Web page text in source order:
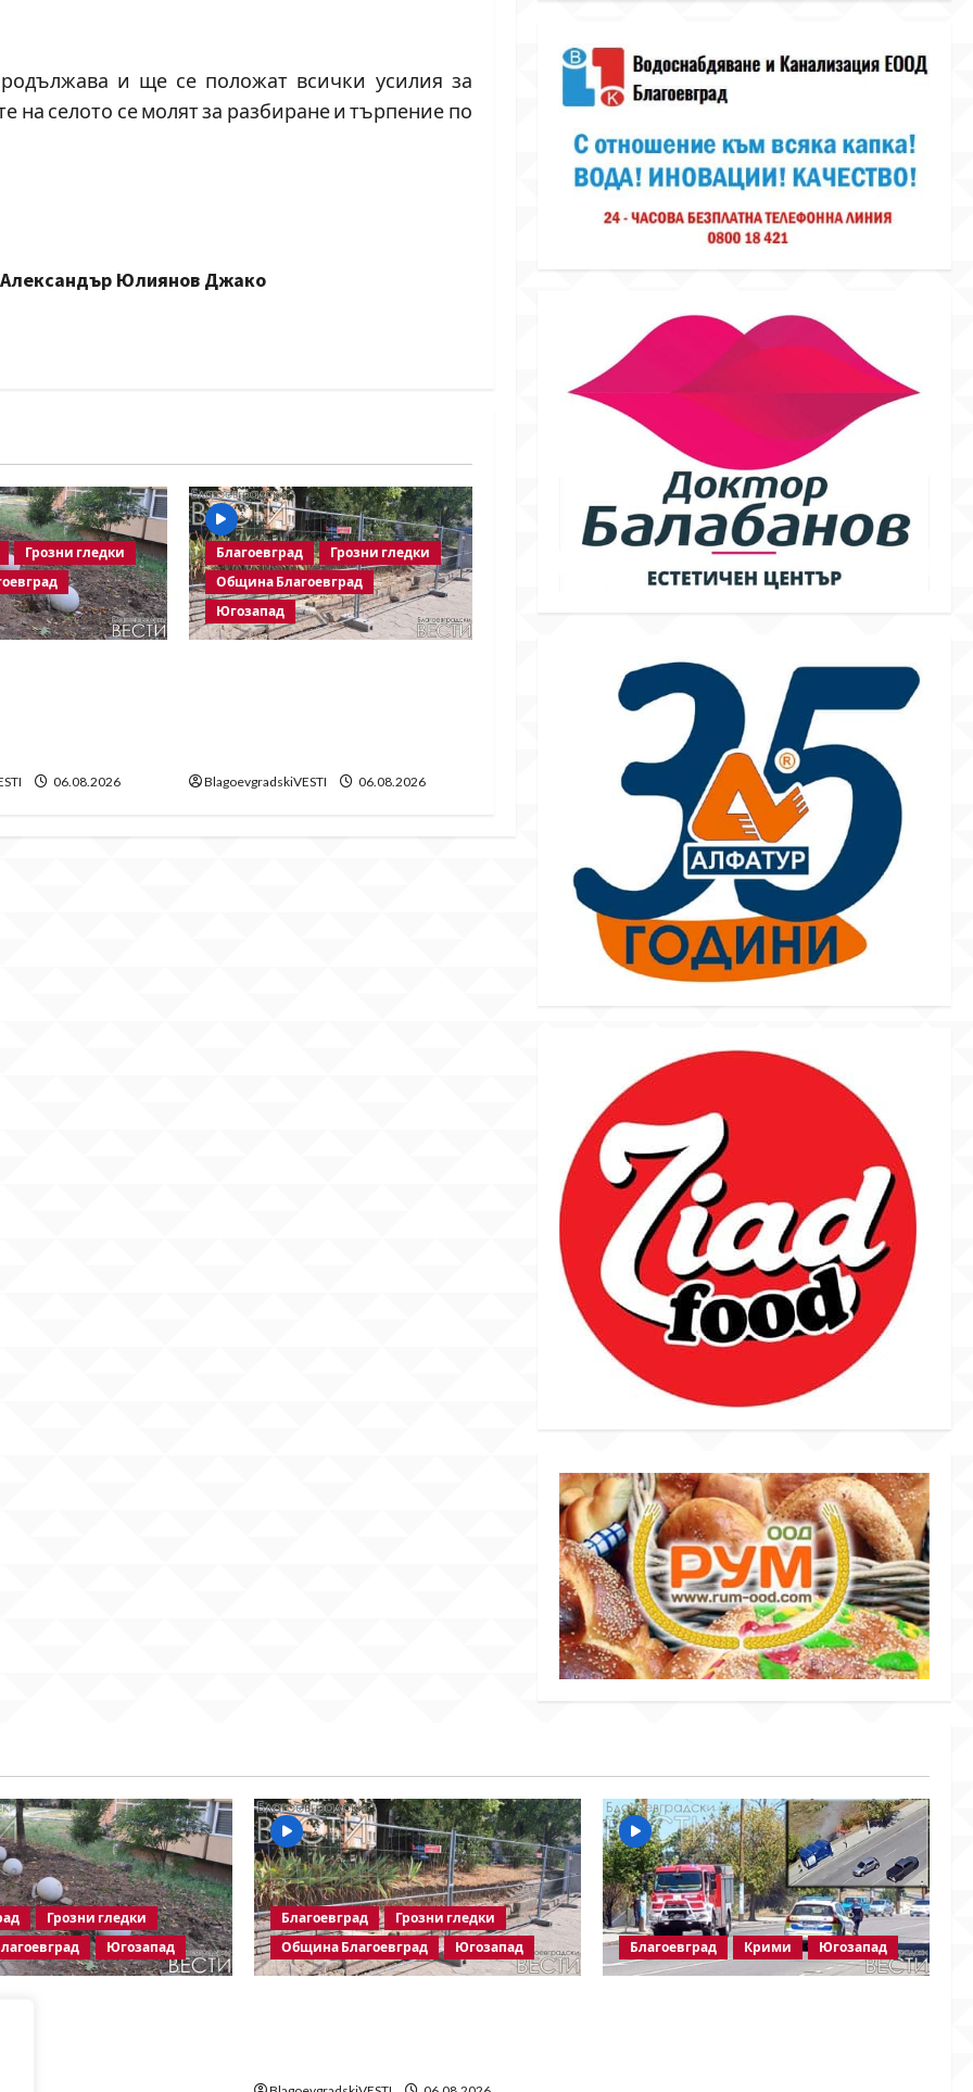
и ще се положат всички усилия за
на селото се молят за разбиране и търпение по
Юлиянов Джако
Грозни гледки
06.08.2026
Благоевград
Грозни гледки
Община Благоевград
Югозапад
BlagoevgradskiVESTI 06.08.2026
Грозни гледки
Югозапад
Благоевград
Грозни гледки
Община Благоевград
Югозапад Благоевград Крими Югозапад